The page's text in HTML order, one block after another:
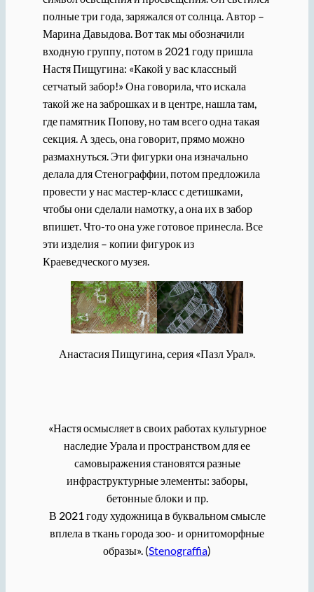
полные три года, заряжался от солнца. Автор –
Марина Давыдова. Вот так мы обозначили
входную группу, потом в 2021 году пришла
Настя Пищугина: «Какой у вас классный
сетчатый забор!» Она говорила, что искала
такой же на заброшках и в центре, нашла там,
где памятник Попову, но там всего одна такая
секция. А здесь, она говорит, прямо можно
размахнуться. Эти фигурки она изначально
делала для Стенограффии, потом предложила
провести у нас мастер-класс с детишками,
чтобы они сделали намотку, а она их в забор
впишет. Что-то она уже готовое принесла. Все
эти изделия – копии фигурок из
Краеведческого музея.
Анастасия Пищугина, серия «Пазл Урал».
«Настя осмысляет в своих работах культурное
наследие Урала и пространством для ее
самовыражения становятся разные
инфраструктурные элементы: заборы,
бетонные блоки и пр.
В 2021 году художница в буквальном смысле
вплела в ткань города зоо- и орнитоморфные
образы». (Stenograffia)